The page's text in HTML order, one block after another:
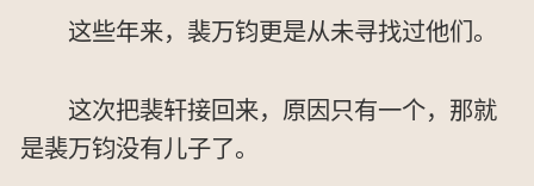
这些年来，裴万钧更是从未寻找过他们。
这次把裴轩接回来，原因只有一个，那就
是裴万钧没有儿子了。